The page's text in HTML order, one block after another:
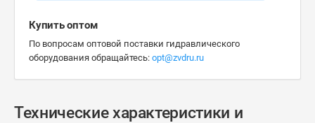
Купить оптом
По вопросам оптовой поставки гидравлического
оборудования обращайтесь: opt@zvdru.ru
Технические характеристики и